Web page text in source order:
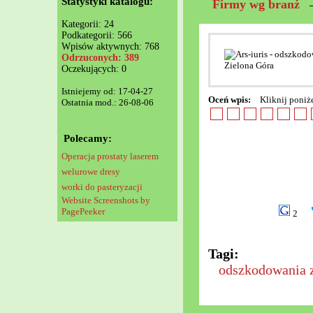
Kategorii: 24
Podkategorii: 566
Wpisów aktywnych: 768
Odrzuconych: 389
Oczekujących: 0
Istniejemy od: 17-04-27
Ostatnia mod.: 26-08-06
Polecamy:
Operacja prostaty laserem
welurowe dresy
worki do pasteryzacji
Website Screenshots by
PagePeeker
Firmy wg branż
Oceń wpis: Kliknij
2
Tagi:
odszkodowania